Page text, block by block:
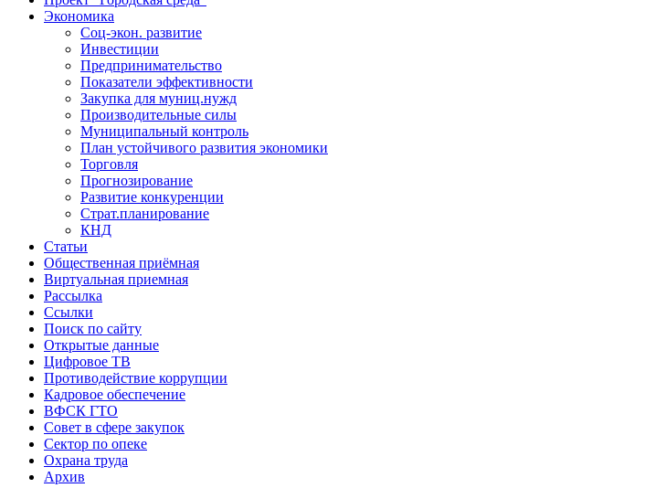
Экономика
Соц-экон. развитие
Инвестиции
Предпринимательство
Показатели эффективности
Закупка для муниц.нужд
Производительные силы
Муниципальный контроль
План устойчивого развития экономики
Торговля
Прогнозирование
Развитие конкуренции
Страт.планирование
КНД
Статьи
Общественная приёмная
Виртуальная приемная
Рассылка
Ссылки
Поиск по сайту
Открытые данные
Цифровое ТВ
Противодействие коррупции
Кадровое обеспечение
ВФСК ГТО
Совет в сфере закупок
Сектор по опеке
Охрана труда
Архив